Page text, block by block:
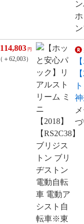
114,803 円
（＋62,003）